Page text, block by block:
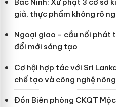
Bắc Ninh: Xử phạt 3 cơ sở
giả, thực phẩm không rõ
Ngoại giao - cầu nối phát
đổi mới sáng tạo
Cơ hội hợp tác với Sri
chế tạo và công nghệ
Đồn Biên phòng CKQT